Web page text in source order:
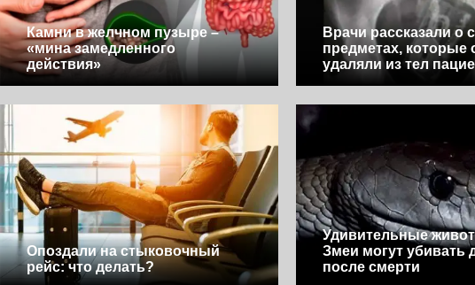
Камни в желчном пузыре –
«мина замедленного
действия»
Врачи рассказали о
предметах, которые
удаляли из тел
Опоздали на стыковочный
рейс: что делать?
Удивительные
Змеи могут убивать
после смерти